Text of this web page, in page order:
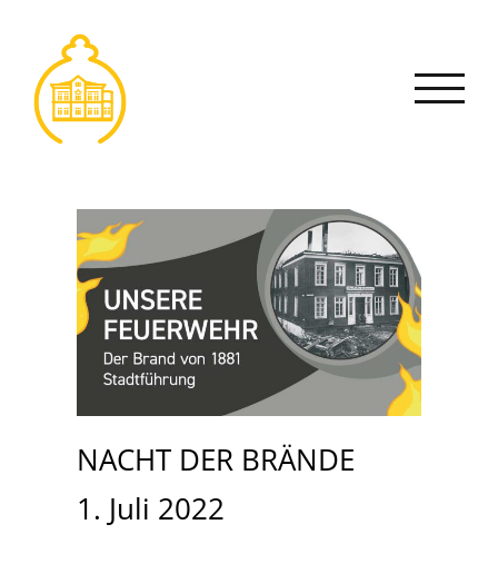
Inhalt
springen
NACHT DER BRÄNDE
1. Juli 2022